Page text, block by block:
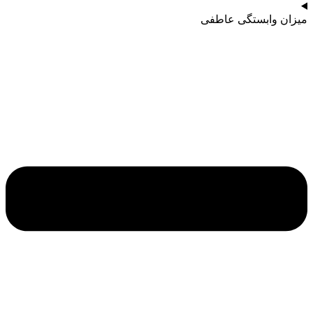
میزان وابستگی عاطفی